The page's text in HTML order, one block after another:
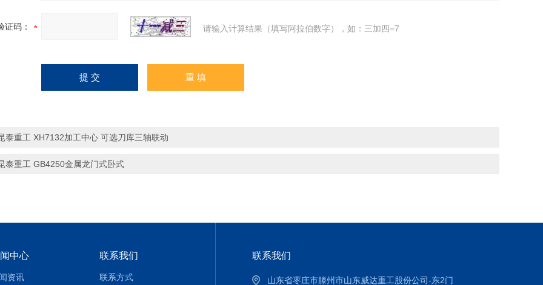
证码： 请输入计算结果（填写阿拉伯数字），如：三加四=7
泰重工 XH7132加工中心 可选刀库三轴联动
泰重工 GB4250金属龙门式卧式
中心
资讯
联系我们
联系方式
联系我们
山东省枣庄市滕州市山东威达重工股份公司-东2门